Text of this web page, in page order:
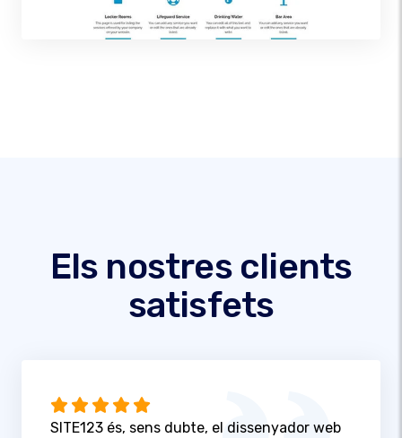
Els nostres clients
satisfets
SITE123 és, sens dubte, el dissenyador web